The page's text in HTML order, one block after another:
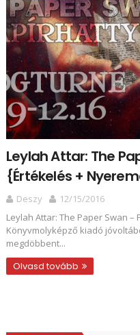
Leylah Attar: The
{Értékelés +
Deszy
12/15/2016
Leylah Attar: The ​Paper Swan
Könyvmolyképző kiadó
megdöbbent...
Olvasd tovább